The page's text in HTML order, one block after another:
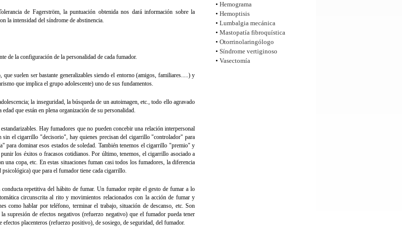
de Fagerström, la puntuación obtenida nos dará información sobre la
la intensidad del síndrome de abstinencia.
de la configuración de la personalidad de cada fumador.
suelen ser bastante generalizables siendo el entorno (amigos, familiares.....) y
que implica el grupo adolescente) uno de sus fundamentos.
la inseguridad, la búsqueda de un autoimagen, etc., todo ello agravado
que están en plena organización de su personalidad.
Hay fumadores que no pueden concebir una relación interpersonal
el cigarrillo "decisorio", hay quienes precisan del cigarrillo "controlador" para
para dominar esos estados de soledad. También tenemos el cigarrillo "premio" y
los éxitos o fracasos cotidianos. Por último, tenemos, el cigarrillo asociado a
una copa, etc. En estas situaciones fuman casi todos los fumadores, la diferencia
que para el fumador tiene cada cigarrillo.
repetitiva del hábito de fumar. Un fumador repite el gesto de fumar a lo
circunscrita al rito y movimientos relacionados con la acción de fumar y
como hablar por teléfono, terminar el trabajo, situación de descanso, etc. Son
supresión de efectos negativos (refuerzo negativo) que el fumador pueda tener
placenteros (refuerzo positivo), de sosiego, de seguridad, del fumador.
• Hemograma
• Hemoptisis
• Lumbalgia mecánica
• Mastopatía fibroquística
• Otorrinolaringólogo
• Síndrome vertiginoso
• Vasectomía